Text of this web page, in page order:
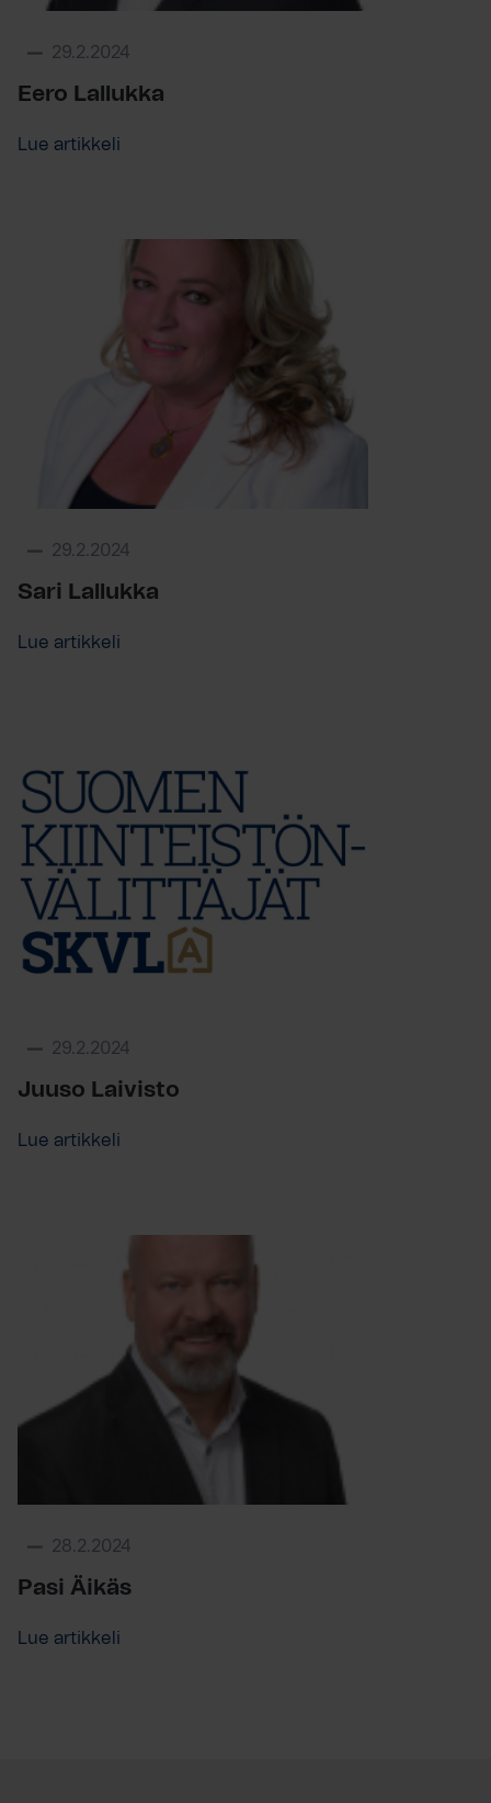
29.2.2024
Eero Lallukka
Lue artikkeli
29.2.2024
Sari Lallukka
Lue artikkeli
29.2.2024
Juuso Laivisto
Lue artikkeli
28.2.2024
Pasi Äikäs
Lue artikkeli